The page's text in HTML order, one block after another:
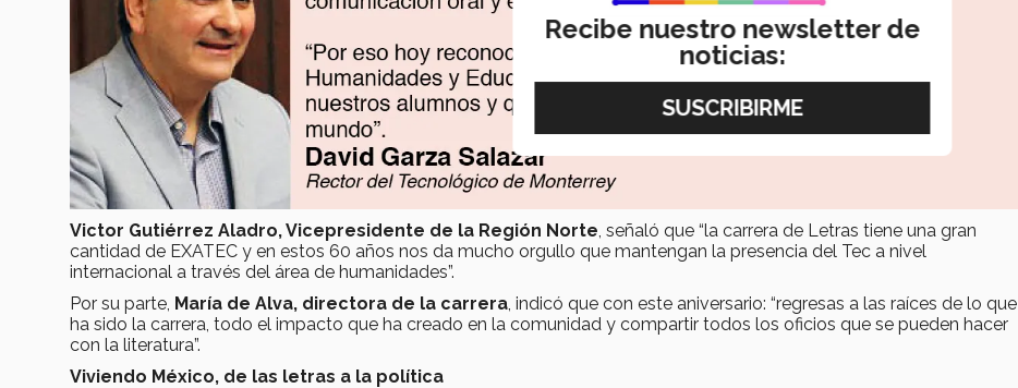
Victor Gutiérrez Aladro, Vicepresidente de la Región Norte, señaló que “la carrera de Letras tiene una gran
cantidad de EXATEC y en estos 60 años nos da mucho orgullo que mantengan la presencia del Tec a nivel
internacional a través del área de humanidades”.
Por su parte, María de Alva, directora de la carrera, indicó que con este aniversario: “regresas a las raíces de lo que
ha sido la carrera, todo el impacto que ha creado en la comunidad y compartir todos los oficios que se pueden hacer
con la literatura”.
Viviendo México, de las letras a la política
Recibe nuestro newsletter de
noticias: